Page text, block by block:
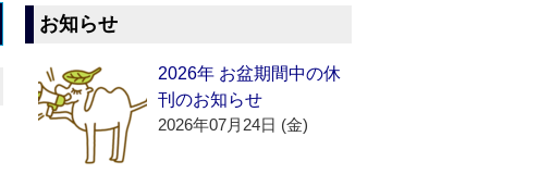
お知らせ
2026年 お盆期間中の休
刊のお知らせ
2026年07月24日 (金)